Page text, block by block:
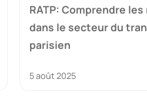
RATP: Comprendre
dans le secteur du
parisien
5 août 2025